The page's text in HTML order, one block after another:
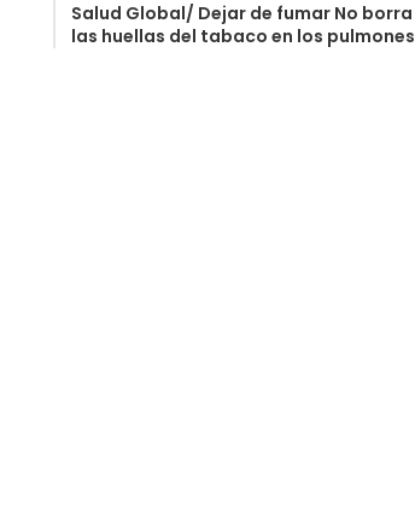
Salud Global/ Dejar de fumar No borra
las huellas del tabaco en los pulmones